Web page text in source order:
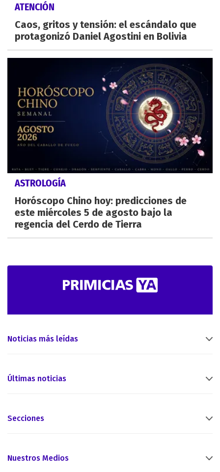
ATENCIÓN
Caos, gritos y tensión: el escándalo que
protagonizó Daniel Agostini en Bolivia
ASTROLOGÍA
Horóscopo Chino hoy: predicciones de
este miércoles 5 de agosto bajo la
regencia del Cerdo de Tierra
Noticias más leídas
Últimas noticias
Secciones
Nuestros Medios